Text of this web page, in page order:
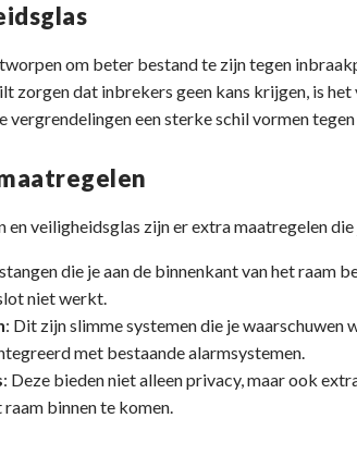
om beter bestand te zijn tegen
zorgen dat inbrekers geen kans krijgen, is
vergrendelingen een sterke schil vormen
veiligheidsglas zijn er extra maatregelen
die je aan de binnenkant van het raam
niet werkt.
: Dit zijn slimme systemen die je waarschuwen
met bestaande alarmsystemen.
: Deze bieden niet alleen privacy, maar ook
binnen te komen.